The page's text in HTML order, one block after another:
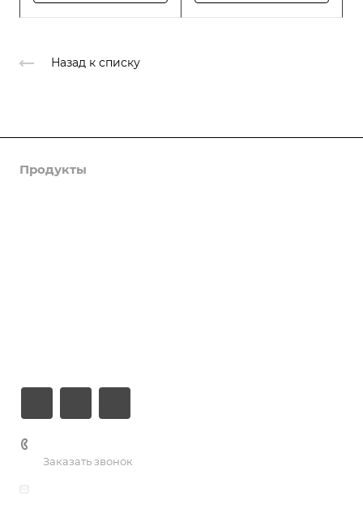
Назад к списку
Продукты
Заказать звонок